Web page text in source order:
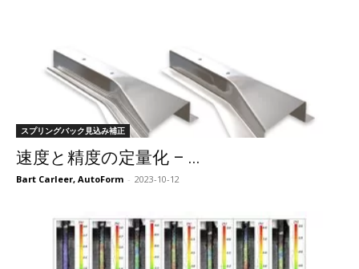
スプリングバック見込み補正
速度と精度の定量化 – ...
Bart Carleer, AutoForm - 2023-10-12